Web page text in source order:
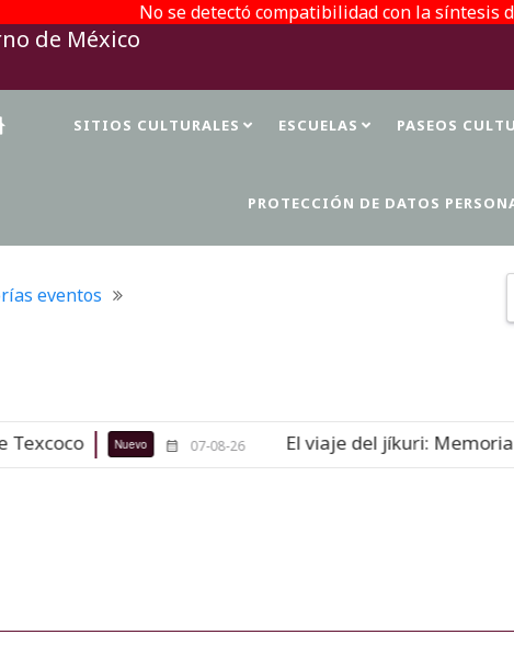
No se detectó compatibilidad con la síntesis
SITIOS CULTURALES ESCUELAS PASEOS
PROTECCIÓN DE DATOS
eventos
Nuevo 07-08-26 El viaje del jíkuri: Memorias